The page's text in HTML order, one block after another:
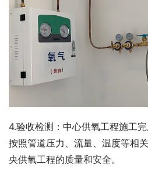
4.验收检测：中心供氧工程施工
按照管道压力、流量、温度等相
央供氧工程的质量和安全。